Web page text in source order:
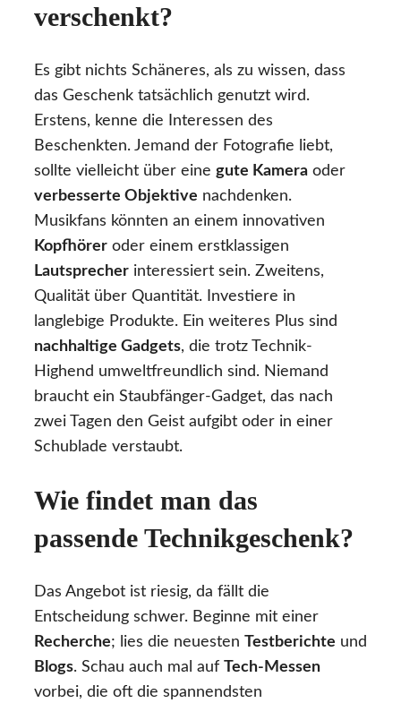
verschenkt?
Es gibt nichts Schäneres, als zu wissen, dass
das Geschenk tatsächlich genutzt wird.
Erstens, kenne die Interessen des
Beschenkten. Jemand der Fotografie liebt,
sollte vielleicht über eine gute Kamera oder
verbesserte Objektive nachdenken.
Musikfans könnten an einem innovativen
Kopfhörer oder einem erstklassigen
Lautsprecher interessiert sein. Zweitens,
Qualität über Quantität. Investiere in
langlebige Produkte. Ein weiteres Plus sind
nachhaltige Gadgets, die trotz Technik-
Highend umweltfreundlich sind. Niemand
braucht ein Staubfänger-Gadget, das nach
zwei Tagen den Geist aufgibt oder in einer
Schublade verstaubt.
Wie findet man das
passende Technikgeschenk?
Das Angebot ist riesig, da fällt die
Entscheidung schwer. Beginne mit einer
Recherche; lies die neuesten Testberichte und
Blogs. Schau auch mal auf Tech-Messen
vorbei, die oft die spannendsten